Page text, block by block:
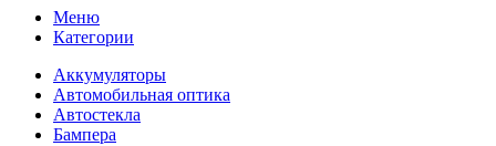
Меню
Категории
Аккумуляторы
Автомобильная оптика
Автостекла
Бампера